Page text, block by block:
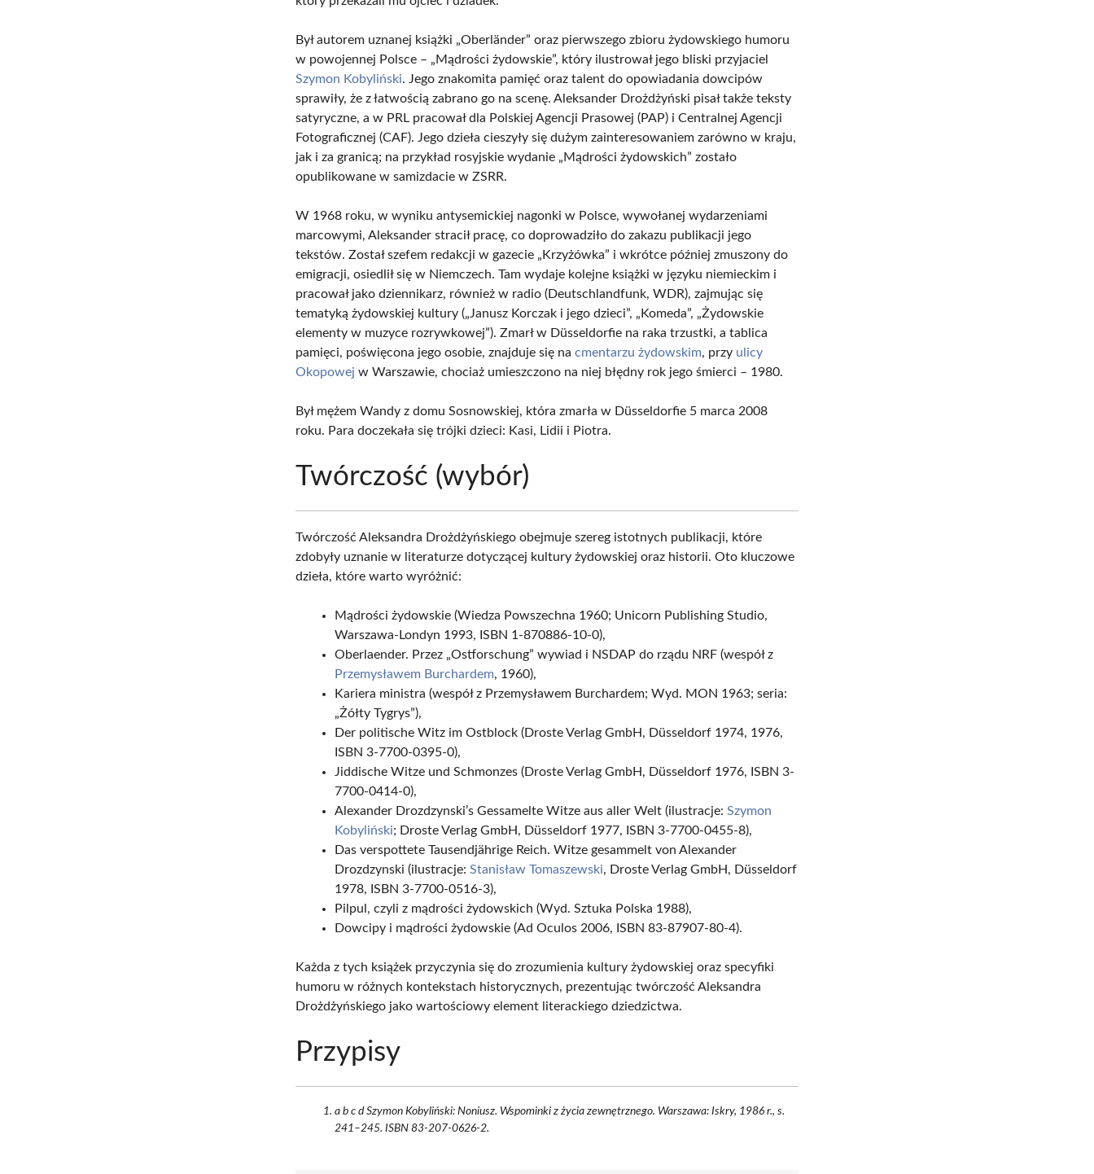
Był autorem uznanej książki „Oberländer” oraz pierwszego zbioru żydowskiego humoru
w powojennej Polsce – „Mądrości żydowskie”, który ilustrował jego bliski przyjaciel
Szymon Kobyliński. Jego znakomita pamięć oraz talent do opowiadania dowcipów
sprawiły, że z łatwością zabrano go na scenę. Aleksander Drożdżyński pisał także teksty
satyryczne, a w PRL pracował dla Polskiej Agencji Prasowej (PAP) i Centralnej Agencji
Fotograficznej (CAF). Jego dzieła cieszyły się dużym zainteresowaniem zarówno w kraju,
jak i za granicą; na przykład rosyjskie wydanie „Mądrości żydowskich” zostało
opublikowane w samizdacie w ZSRR.
W 1968 roku, w wyniku antysemickiej nagonki w Polsce, wywołanej wydarzeniami
marcowymi, Aleksander stracił pracę, co doprowadziło do zakazu publikacji jego
tekstów. Został szefem redakcji w gazecie „Krzyżówka” i wkrótce później zmuszony do
emigracji, osiedlił się w Niemczech. Tam wydaje kolejne książki w języku niemieckim i
pracował jako dziennikarz, również w radio (Deutschlandfunk, WDR), zajmując się
tematyką żydowskiej kultury („Janusz Korczak i jego dzieci”, „Komeda”, „Żydowskie
elementy w muzyce rozrywkowej”). Zmarł w Düsseldorfie na raka trzustki, a tablica
pamięci, poświęcona jego osobie, znajduje się nacmentarzu żydowskim, przy ulicy
Okopowej w Warszawie, chociaż umieszczono na niej błędny rok jego śmierci – 1980.
Był mężem Wandy z domu Sosnowskiej, która zmarła w Düsseldorfie 5 marca 2008
roku. Para doczekała się trójki dzieci: Kasi, Lidii i Piotra.
Twórczość (wybór)
Twórczość Aleksandra Drożdżyńskiego obejmuje szereg istotnych publikacji, które
zdobyły uznanie w literaturze dotyczącej kultury żydowskiej oraz historii. Oto kluczowe
dzieła, które warto wyróżnić:
Mądrości żydowskie (Wiedza Powszechna 1960; Unicorn Publishing Studio,
Warszawa-Londyn 1993, ISBN 1-870886-10-0),
Oberlaender. Przez „Ostforschung” wywiad i NSDAP do rządu NRF (wespół z
Przemysławem Burchardem, 1960),
Kariera ministra (wespół z Przemysławem Burchardem; Wyd. MON 1963; seria:
„Żółty Tygrys”),
Der politische Witz im Ostblock (Droste Verlag GmbH, Düsseldorf 1974, 1976,
ISBN 3-7700-0395-0),
Jiddische Witze und Schmonzes (Droste Verlag GmbH, Düsseldorf 1976, ISBN 3-
7700-0414-0),
Alexander Drozdzynski’s Gessamelte Witze aus aller Welt (ilustracje:Szymon
Kobyliński; Droste Verlag GmbH, Düsseldorf 1977, ISBN 3-7700-0455-8),
Das verspottete Tausendjährige Reich. Witze gesammelt von Alexander
Drozdzynski (ilustracje:Stanisław Tomaszewski, Droste Verlag GmbH, Düsseldorf
1978, ISBN 3-7700-0516-3),
Pilpul, czyli z mądrości żydowskich (Wyd. Sztuka Polska 1988),
Dowcipy i mądrości żydowskie (Ad Oculos 2006, ISBN 83-87907-80-4).
Każda z tych książek przyczynia się do zrozumienia kultury żydowskiej oraz specyfiki
humoru w różnych kontekstach historycznych, prezentując twórczość Aleksandra
Drożdżyńskiego jako wartościowy element literackiego dziedzictwa.
Przypisy
a b c d Szymon Kobyliński: Noniusz. Wspominki z życia zewnętrznego. Warszawa: Iskry, 1986 r., s.
241–245. ISBN 83-207-0626-2.